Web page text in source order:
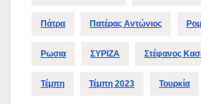
Πάτρα Πατέρας Αντώνιος
Ρωσια ΣΥΡΙΖΑ Στέφανος
Τέμπη Τέμπη 2023 Τουρκία